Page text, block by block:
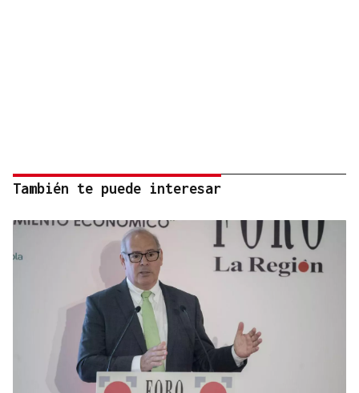
También te puede interesar